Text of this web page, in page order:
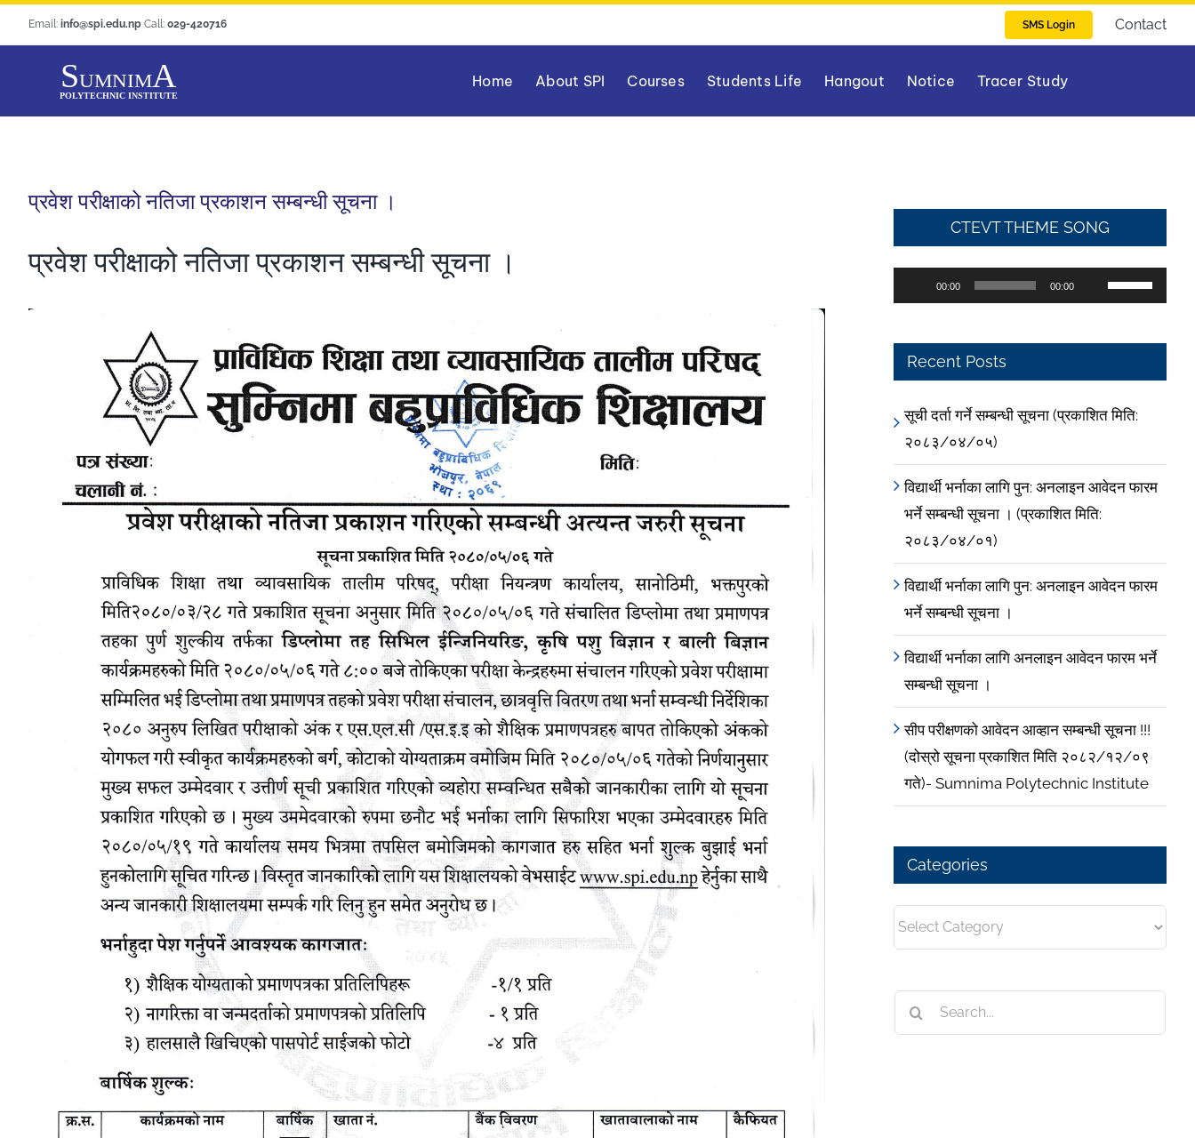
Email: info@spi.edu.npCall: 029-420716 SMS Login Contact
Home About SPI Courses Students Life Hangout Notice Tracer Study
प्रवेश परीक्षाको नतिजा प्रकाशन सम्बन्धी सूचना ।
प्रवेश परीक्षाको नतिजा प्रकाशन सम्बन्धी सूचना ।
CTEVT THEME SONG
Audio
Player
00:00 00:00
Use
Up/Down
or
Recent Posts
सूची दर्ता गर्ने सम्बन्धी सूचना (प्रकाशित मिति:
२०८३/०४/०५)
विद्यार्थी भर्नाका लागि पुन: अनलाइन आवेदन फारम
भर्ने सम्बन्धी सूचना । (प्रकाशित मिति:
२०८३/०४/०१)
विद्यार्थी भर्नाका लागि पुन: अनलाइन आवेदन फारम
भर्ने सम्बन्धी सूचना ।
विद्यार्थी भर्नाका लागि अनलाइन आवेदन फारम भर्ने
सम्बन्धी सूचना ।
सीप परीक्षणको आवेदन आव्हान सम्बन्धी सूचना !!!
(दोस्रो सूचना प्रकाशित मिति २०८२/१२/०९
गते)- Sumnima Polytechnic Institute
Categories